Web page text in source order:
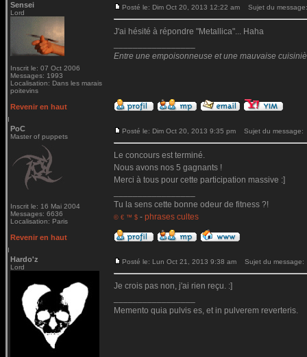
Sensei
Lord
Inscrit le: 07 Oct 2006
Messages: 1993
Localisation: Dans les marais
poitevins
Posté le: Dim Oct 20, 2013 12:22 am Sujet du message:
J'ai hésité à répondre "Metallica"... Haha
Entre une empoisonneuse et une mauvaise
Revenir en haut
PoC
Master of puppets
Inscrit le: 16 Mai 2004
Messages: 6636
Localisation: Paris
Posté le: Dim Oct 20, 2013 9:35 pm Sujet du message:
Le concours est terminé.
Nous avons nos 5 gagnants !
Merci à tous pour cette participation massive :]
Tu la sens cette bonne odeur de fitness ?!
© € ™ $ - phrases cultes
Revenir en haut
Hardo'z
Lord
Posté le: Lun Oct 21, 2013 9:38 am Sujet du message:
Je crois pas non, j'ai rien reçu. :]
Memento quia pulvis es, et in pulverem reverteris.